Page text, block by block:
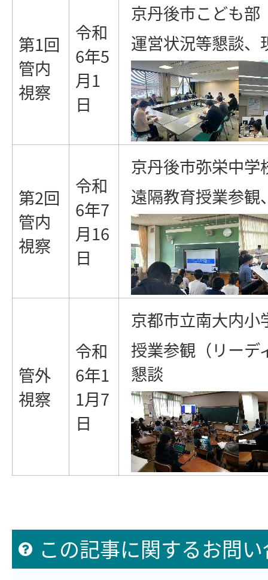
第1回
管内
視察
令和
6年5
月1
日
京丹後市こども部
運営状況等懇談、
第2回
管内
視察
令和
6年7
月16
日
京丹後市弥栄中学
遠隔教育授業参観
管外
視察
令和
6年1
1月7
日
京都市立南大内小
授業参観（リーデ
懇談
この記事に関するお問